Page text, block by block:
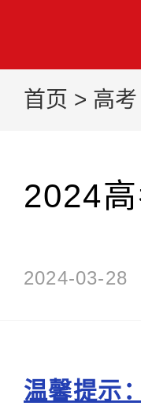
首页 > 高考
2024
2024-03-28
温馨提示